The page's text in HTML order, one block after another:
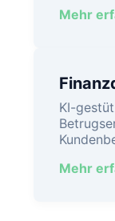
Mehr
KI-
Mehr